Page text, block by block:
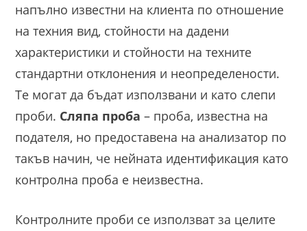
напълно известни на клиента по отношение
на техния вид, стойности на дадени
характеристики и стойности на техните
стандартни отклонения и неопределености.
Те могат да бъдат използвани и като слепи
проби. Сляпа проба – проба, известна на
подателя, но предоставена на анализатор по
такъв начин, че нейната идентификация като
контролна проба е неизвестна.
Контролните проби се използват за целите